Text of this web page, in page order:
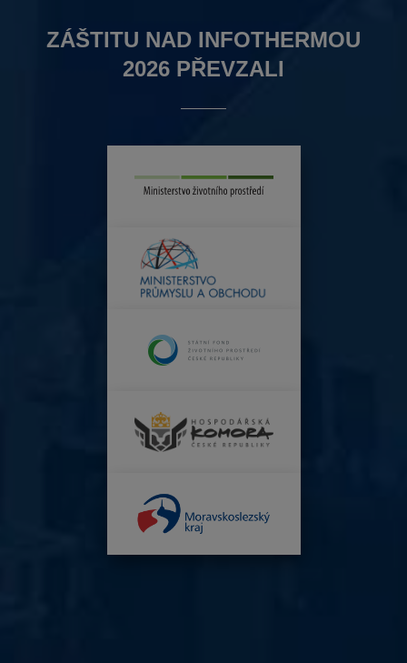
ZÁŠTITU NAD INFOTHERMOU
2026 PŘEVZALI